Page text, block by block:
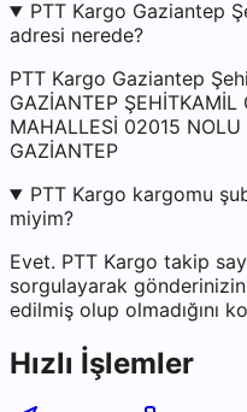
PTT Kargo Gaziantep
adresi nerede?
PTT Kargo Gaziantep
GAZİANTEP
MAHALLESİ 02015
GAZİANTEP
PTT Kargo kargomu
miyim?
Evet. PTT Kargo takip
sorgulayarak
edilmiş olup olmadığını
Hızlı İşlemler